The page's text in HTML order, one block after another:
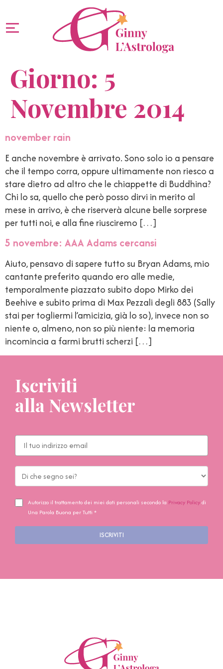
Giorno: 5
Novembre 2014
november rain
E anche novembre è arrivato. Sono solo io a pensare
che il tempo corra, oppure ultimamente non riesco a
stare dietro ad altro che le chiappette di Buddhina?
Chi lo sa, quello che però posso dirvi in merito al
mese in arrivo, è che riserverà alcune belle sorprese
per tutti noi, e alla fine riusciremo […]
5 novembre: AAA Adams cercansi
Aiuto, pensavo di sapere tutto su Bryan Adams, mio
cantante preferito quando ero alle medie,
temporalmente piazzato subito dopo Mirko dei
Beehive e subito prima di Max Pezzali degli 883 (Sally
stai per togliermi l’amicizia, già lo so), invece non so
niente o, almeno, non so più niente: la memoria
incomincia a farmi brutti scherzi […]
Iscriviti
alla Newsletter
Autorizzo il trattamento dei miei dati personali secondo la Privacy Policydi
Una Parola Buona per Tutti *
ISCRIVITI